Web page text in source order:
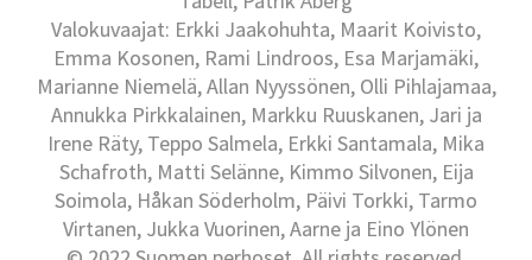
Valokuvaajat: Erkki Jaakohuhta, Maarit Koivisto,
Emma Kosonen, Rami Lindroos, Esa Marjamäki,
Marianne Niemelä, Allan Nyyssönen, Olli Pihlajamaa,
Annukka Pirkkalainen, Markku Ruuskanen, Jari ja
Irene Räty, Teppo Salmela, Erkki Santamala, Mika
Schafroth, Matti Selänne, Kimmo Silvonen, Eija
Soimola, Håkan Söderholm, Päivi Torkki, Tarmo
Virtanen, Jukka Vuorinen, Aarne ja Eino Ylönen